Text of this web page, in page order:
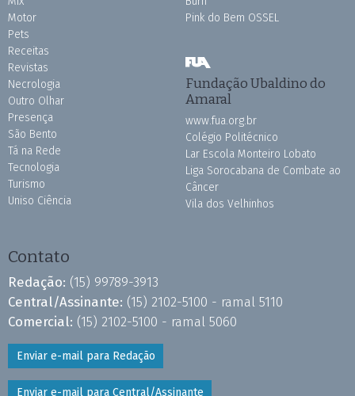
Motor
Pets
Receitas
Revistas
Necrologia
Outro Olhar
Presença
São Bento
Tá na Rede
Tecnologia
Turismo
Uniso Ciência
Pink do Bem OSSEL
Fundação Ubaldino do
Amaral
www.fua.org.br
Colégio Politécnico
Lar Escola Monteiro Lobato
Liga Sorocabana de Combate ao
Câncer
Vila dos Velhinhos
Contato
Redação: (15) 99789-3913
Central/Assinante: (15) 2102-5100 - ramal 5110
Comercial: (15) 2102-5100 - ramal 5060
Enviar e-mail para Redação
Enviar e-mail para Central/Assinante